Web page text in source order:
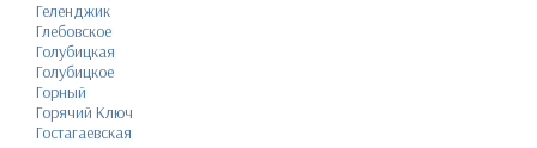
Геленджик
Глебовское
Голубицкая
Голубицкое
Горный
Горячий Ключ
Гостагаевская